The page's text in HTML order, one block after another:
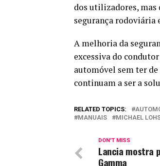
dos utilizadores, mas
segurança rodoviária
A melhoria da
excessiva do
automóvel sem ter
continuam a ser a
RELATED TOPICS:
MANUAIS
MICHAEL
DON'T MISS
Lancia mostra
Gamma